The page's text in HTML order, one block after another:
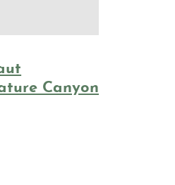
Canyon